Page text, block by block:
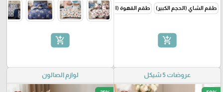
طقم الشاي (الحجم الكبير) طقم القهوة (الحجم الصغير)
add_shopping_cart
add_shopping_cart
عروضات 5 شيكل لوازم الصالون